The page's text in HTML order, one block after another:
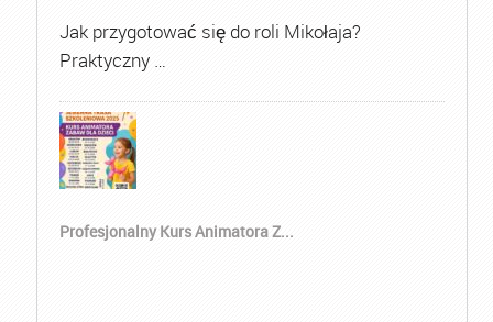
Jak przygotować się do roli Mikołaja?
Praktyczny …
Profesjonalny Kurs Animatora Z...